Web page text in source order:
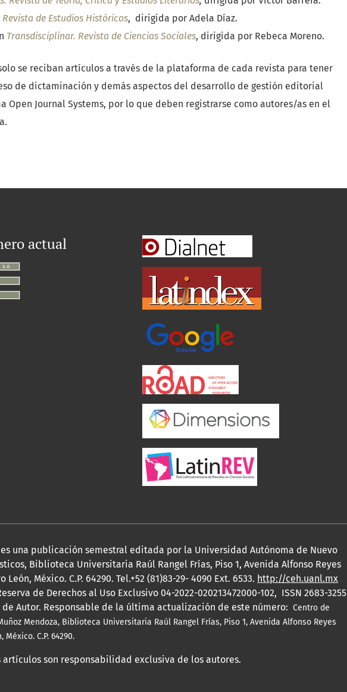
de Estudios Históricos, dirigida por Adela Díaz.
Transdisciplinar. Revista de Ciencias Sociales, dirigida por Rebeca Moreno.
se reciban artículos a través de la plataforma de cada revista para tener
de dictaminación y demás aspectos del desarrollo de gestión editorial
Open Journal Systems, por lo que deben registrarse como autores/as en el
actual
una publicación semestral editada por la Universidad Autónoma de Nuevo
Biblioteca Universitaria Raúl Rangel Frías, Piso 1, Avenida Alfonso Reyes
México. C.P. 64290. Tel.+52 (81)83-29- 4090 Ext. 6533. http://ceh.uanl.mx
de Derechos al Uso Exclusivo 04-2022-020213472000-102, ISSN 2683-3255
Autor. Responsable de la última actualización de este número: Centro de
Mendoza, Biblioteca Universitaria Raúl Rangel Frías, Piso 1, Avenida Alfonso Reyes
C.P. 64290.
son responsabilidad exclusiva de los autores.